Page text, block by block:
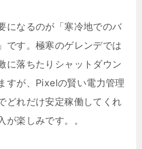
になるのが「寒冷地でのバ
です。極寒のゲレンデでは
に落ちたりシャットダウン
すが、Pixelの賢い電力管理
どれだけ安定稼働してくれ
が楽しみです。。